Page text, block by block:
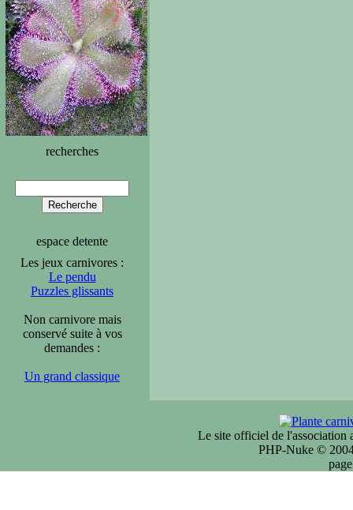
recherches
espace detente
Les jeux carnivores :
Le pendu
Puzzles glissants
Non carnivore mais
conservé suite à vos
demandes :
Un grand classique
Le site officiel de l'association
PHP-Nuke ©